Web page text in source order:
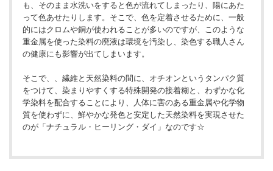
も、そのまま水洗いをすると色が流れてしまったり、陽にあた
って色あせたりします。そこで、色を定着させるために、一般
的にはクロムや銅が使われることが多いのですが、このような
重金属を使った染料の廃液は環境を汚染し、染色する職人さん
の健康にも影響が出てしまいます。
そこで、、繊維と天然染料の間に、オチオンというタンパク質
をつけて、染まりやすくする特殊開発の接着糊と、わずかな化
学染料を配合することにより、人体に害のある重金属や化学物
質を使わずに、鮮やかな発色と安定した天然染料を実現させた
のが「ナチュラル・ヒーリング・ダイ」なのです☆